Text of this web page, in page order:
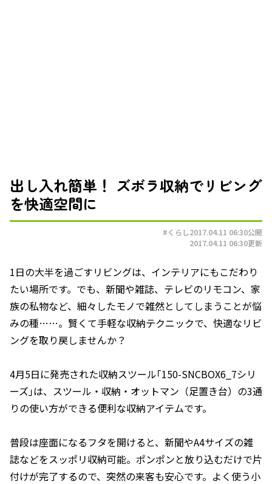
出し入れ簡単！ ズボラ収納でリビング
を快適空間に
#くらし2017.04.11 06:30公開
2017.04.11 06:30更新
1日の大半を過ごすリビングは、インテリアにもこだわり
たい場所です。でも、新聞や雑誌、テレビのリモコン、家
族の私物など、細々したモノで雑然としてしまうことが悩
みの種……。賢くて手軽な収納テクニックで、快適なリビ
ングを取り戻しませんか？
4月5日に発売された収納スツール｢150-SNCBOX6_7シリ
ーズ｣は、スツール・収納・オットマン（足置き台）の3通
りの使い方ができる便利な収納アイテムです。
普段は座面になるフタを開けると、新聞やA4サイズの雑
誌などをスッポリ収納可能。ポンポンと放り込むだけで片
付けが完了するので、突然の来客も安心です。よく使う小